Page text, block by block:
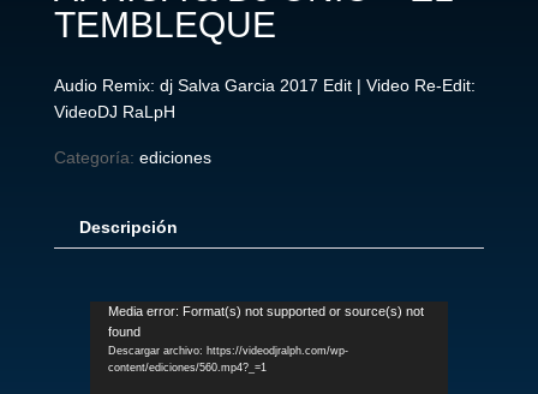
TEMBLEQUE
Audio Remix: dj Salva Garcia 2017 Edit | Video Re-Edit:
VideoDJ RaLpH
Categoría: ediciones
Descripción
Reproductor
vídeo
Media error: Format(s) not supported or source(s) not
found
Descargar archivo: https://videodjralph.com/wp-
content/ediciones/560.mp4?_=1